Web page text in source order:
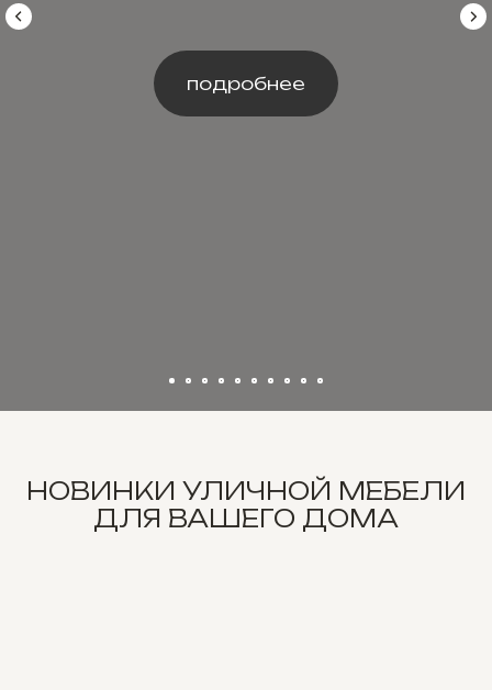
подробнее
НОВИНКИ УЛИЧНОЙ МЕБЕЛИ
ДЛЯ ВАШЕГО ДОМА